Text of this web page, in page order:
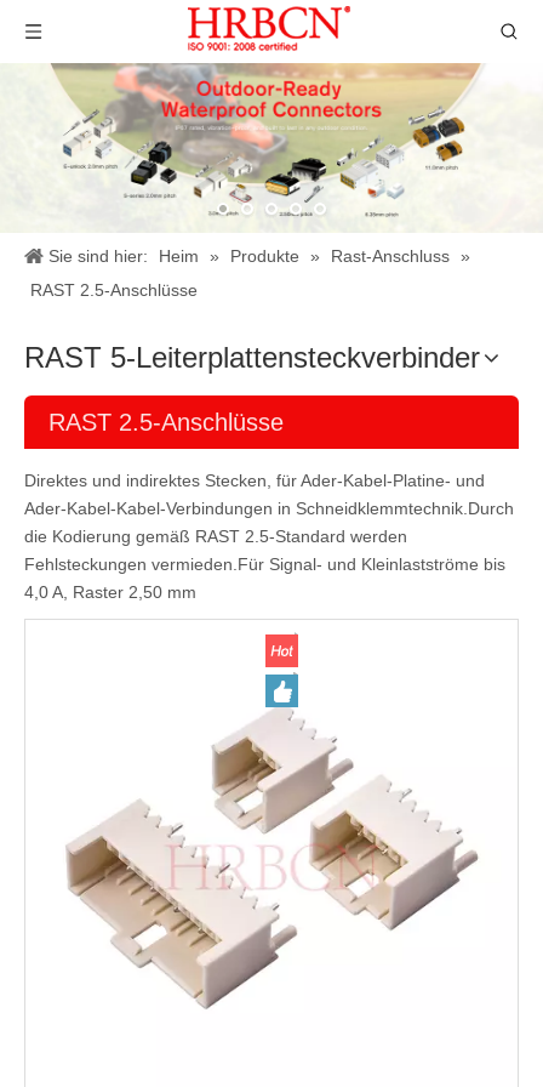
Sie sind hier: Heim » Produkte » Rast-Anschluss »
RAST 2.5-Anschlüsse
RAST 5-Leiterplattensteckverbinder
RAST 2.5-Anschlüsse
Direktes und indirektes Stecken, für Ader-Kabel-Platine- und
Ader-Kabel-Kabel-Verbindungen in Schneidklemmtechnik.Durch
die Kodierung gemäß RAST 2.5-Standard werden
Fehlsteckungen vermieden.Für Signal- und Kleinlastströme bis
4,0 A, Raster 2,50 mm